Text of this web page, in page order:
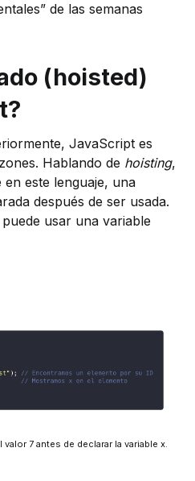
de las semanas
(hoisted)
JavaScript es
Hablando de hoisting,
este lenguaje, una
después de ser usada.
puede usar una variable
7 antes de declarar la variable x.